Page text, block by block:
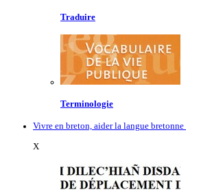
Traduire
Terminologie
Vivre en breton, aider la langue bretonne
X